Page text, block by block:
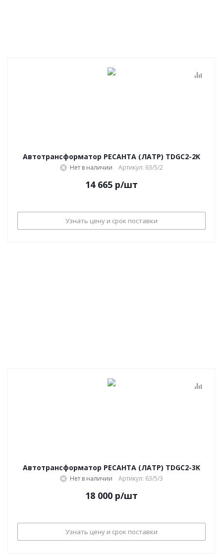
Автотрансформатор РЕСАНТА (ЛАТР) TDGC2-2K
Нет в наличии Артикул: 63/5/2
14 665 р/шт
Узнать цену и срок поставки
Автотрансформатор РЕСАНТА (ЛАТР) TDGC2-3K
Нет в наличии Артикул: 63/5/3
18 000 р/шт
Узнать цену и срок поставки